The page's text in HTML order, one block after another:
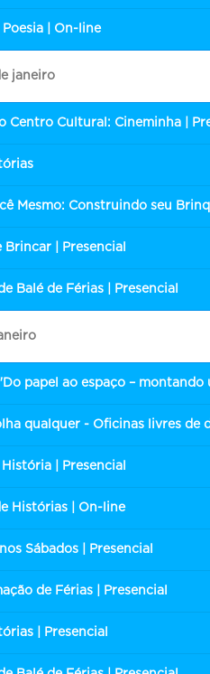
Poesia | On-line
janeiro
Centro Cultural: Cineminha |
Mesmo: Construindo seu
Brincar | Presencial
Balé de Férias | Presencial
papel ao espaço – montando
qualquer - Oficinas livres de
História | Presencial
Histórias | On-line
Sábados | Presencial
de Férias | Presencial
| Presencial